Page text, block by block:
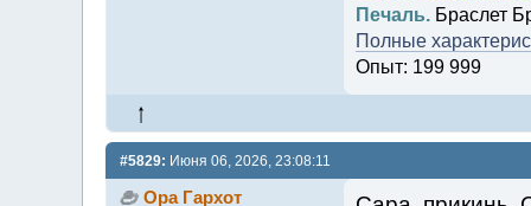
Печаль.Браслет
Полные
Опыт: 199 999
#5829: Июня 06, 2026, 23:08:11
Ора Гархот